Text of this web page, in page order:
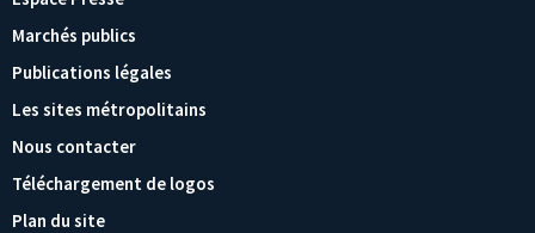
Marchés publics
Publications légales
Les sites métropolitains
Nous contacter
Téléchargement de logos
Plan du site